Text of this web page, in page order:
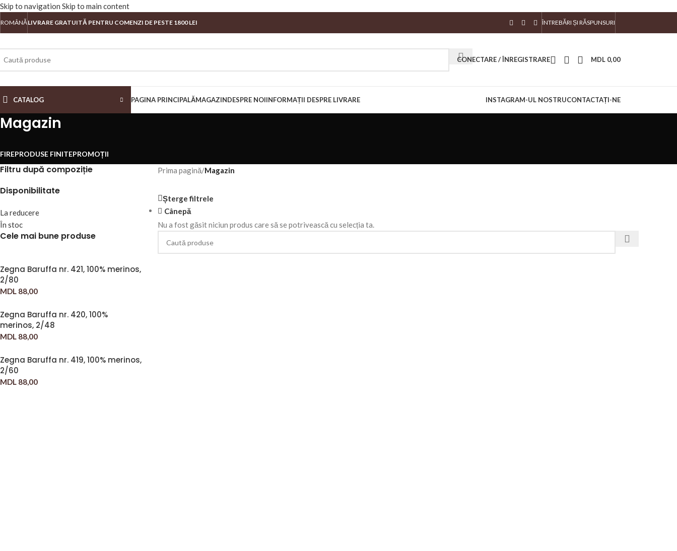
Skip to navigation Skip to main content
ROMÂNĂLIVRARE GRATUITĂ PENTRU COMENZI DE PESTE 1800 LEI ÎNTREBĂRI ȘI RĂSPUNSURI
CONECTARE / ÎNREGISTRARE MDL 0,00
CATALOG PAGINA PRINCIPALĂMAGAZINDESPRE NOIINFORMAȚII DESPRE LIVRARE INSTAGRAM-UL NOSTRUCONTACTAȚI-NE
Magazin
FIREPRODUSE FINITEPROMOȚII
Filtru după compoziție
Disponibilitate
La reducere
În stoc
Cele mai bune produse
Zegna Baruffa nr. 421, 100% merinos,
2/80
MDL 88,00
Zegna Baruffa nr. 420, 100%
merinos, 2/48
MDL 88,00
Zegna Baruffa nr. 419, 100% merinos,
2/60
MDL 88,00
Prima pagină/Magazin
Șterge filtrele
Cânepă
Nu a fost găsit niciun produs care să se potrivească cu selecția ta.